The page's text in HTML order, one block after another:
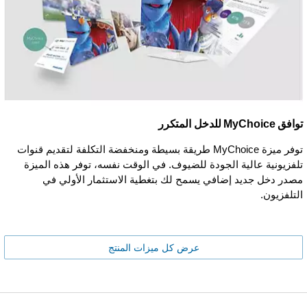
توافق MyChoice للدخل المتكرر
توفر ميزة MyChoice طريقة بسيطة ومنخفضة التكلفة لتقديم قنوات
تلفزيونية عالية الجودة للضيوف. في الوقت نفسه، توفر هذه الميزة
مصدر دخل جديد إضافي يسمح لك بتغطية الاستثمار الأولي في
التلفزيون.
عرض كل ميزات المنتج